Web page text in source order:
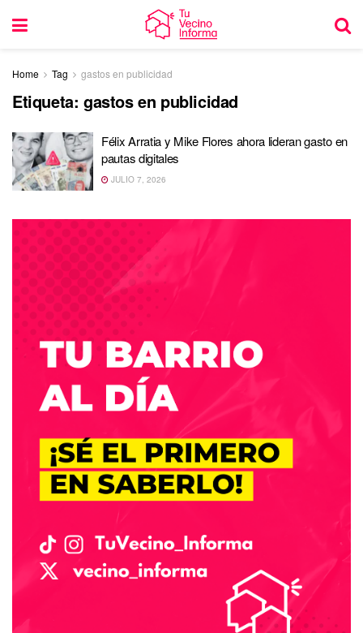
Home Tag gastos en publicidad
Etiqueta: gastos en publicidad
Félix Arratia y Mike Flores ahora lideran gasto en
pautas digitales
JULIO 7, 2026